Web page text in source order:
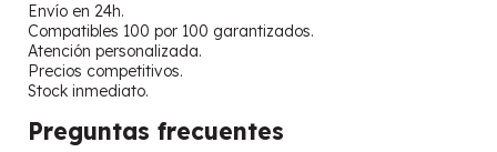
Envío en 24h.
Compatibles 100 por 100 garantizados.
Atención personalizada.
Precios competitivos.
Stock inmediato.
Preguntas frecuentes